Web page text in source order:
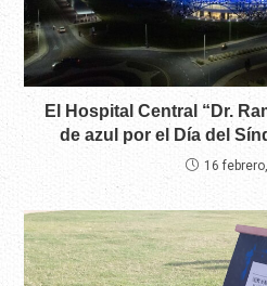
El Hospital Central “Dr.
de azul por el Día del
16